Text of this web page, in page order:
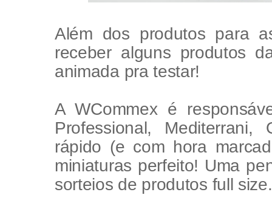
Além dos produtos para
receber alguns produtos
animada pra testar!
A WCommex é
Professional,
rápido (e com hora
miniaturas perfeito! Uma
sorteios de produtos full size.